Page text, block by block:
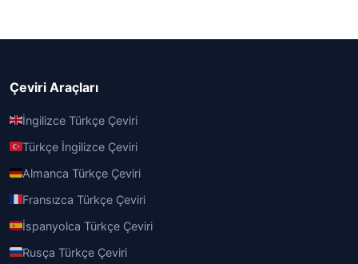
Çeviri Araçları
İngilizce Türkçe Çeviri
Türkçe İngilizce Çeviri
Almanca Türkçe Çeviri
Fransızca Türkçe Çeviri
İspanyolca Türkçe Çeviri
Rusça Türkçe Çeviri